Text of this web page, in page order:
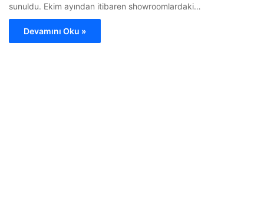
sunuldu. Ekim ayından itibaren showroomlardaki…
Devamını Oku »